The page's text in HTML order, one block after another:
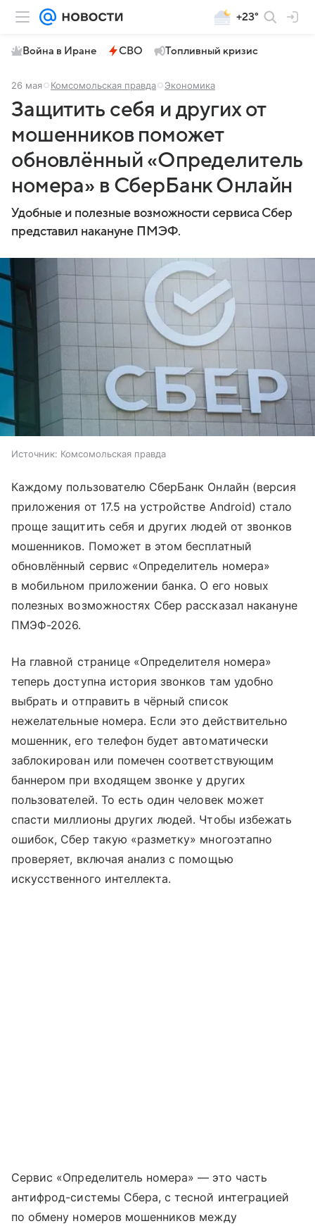
+23°
Война в Иране СВО Топливный кризис
26 мая Комсомольская правда Экономика
Защитить себя и других от
мошенников поможет
обновлённый «Определитель
номера» в СберБанк Онлайн
Удобные и полезные возможности сервиса Сбер
представил накануне ПМЭФ.
Источник: Комсомольская правда
Каждому пользователю СберБанк Онлайн (версия
приложения от 17.5 на устройстве Android) стало
проще защитить себя и других людей от звонков
мошенников. Поможет в этом бесплатный
обновлённый сервис «Определитель номера»
в мобильном приложении банка. О его новых
полезных возможностях Сбер рассказал накануне
ПМЭФ-2026.
На главной странице «Определителя номера»
теперь доступна история звонков там удобно
выбрать и отправить в чёрный список
нежелательные номера. Если это действительно
мошенник, его телефон будет автоматически
заблокирован или помечен соответствующим
баннером при входящем звонке у других
пользователей. То есть один человек может
спасти миллионы других людей. Чтобы избежать
ошибок, Сбер такую «разметку» многоэтапно
проверяет, включая анализ с помощью
искусственного интеллекта.
Сервис «Определитель номера» — это часть
антифрод-системы Сбера, с тесной интеграцией
по обмену номеров мошенников между